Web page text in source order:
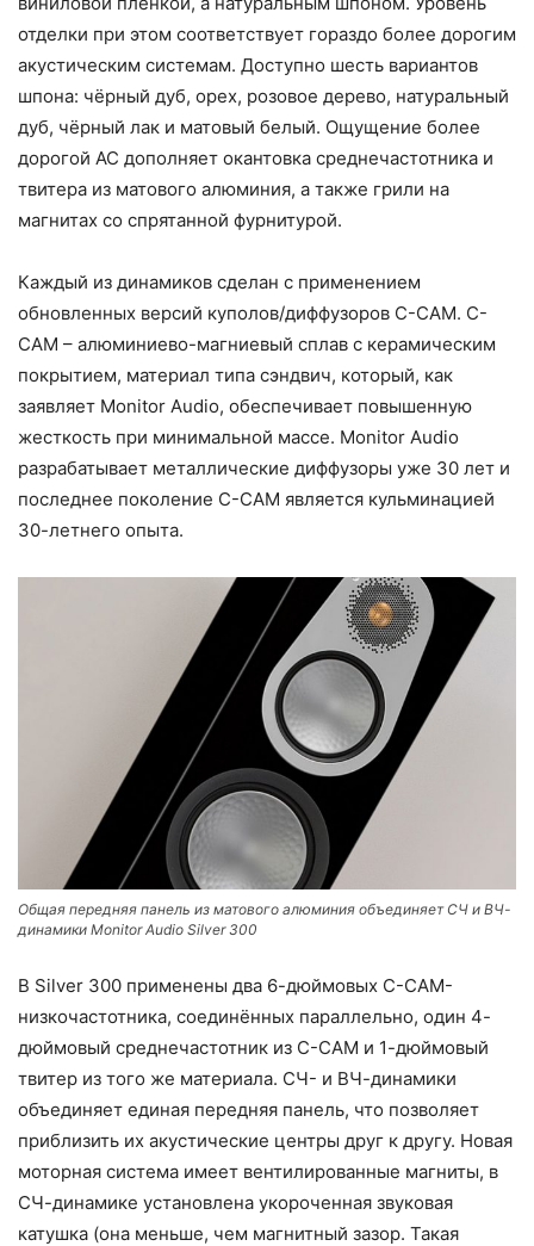
отделки при этом соответствует гораздо более дорогим
акустическим системам. Доступно шесть вариантов
шпона: чёрный дуб, орех, розовое дерево, натуральный
дуб, чёрный лак и матовый белый. Ощущение более
дорогой АС дополняет окантовка среднечастотника и
твитера из матового алюминия, а также грили на
магнитах со спрятанной фурнитурой.
Каждый из динамиков сделан с применением
обновленных версий куполов/диффузоров C-CAM. C-
CAM – алюминиево-магниевый сплав с керамическим
покрытием, материал типа сэндвич, который, как
заявляет Monitor Audio, обеспечивает повышенную
жесткость при минимальной массе. Monitor Audio
разрабатывает металлические диффузоры уже 30 лет и
последнее поколение C-CAM является кульминацией
30-летнего опыта.
Общая передняя панель из матового алюминия объединяет СЧ и ВЧ-
динамики Monitor Audio Silver 300
В Silver 300 применены два 6-дюймовых C-CAM-
низкочастотника, соединённых параллельно, один 4-
дюймовый среднечастотник из C-CAM и 1-дюймовый
твитер из того же материала. СЧ- и ВЧ-динамики
объединяет единая передняя панель, что позволяет
приблизить их акустические центры друг к другу. Новая
моторная система имеет вентилированные магниты, в
СЧ-динамике установлена укороченная звуковая
катушка (она меньше, чем магнитный зазор. Такая